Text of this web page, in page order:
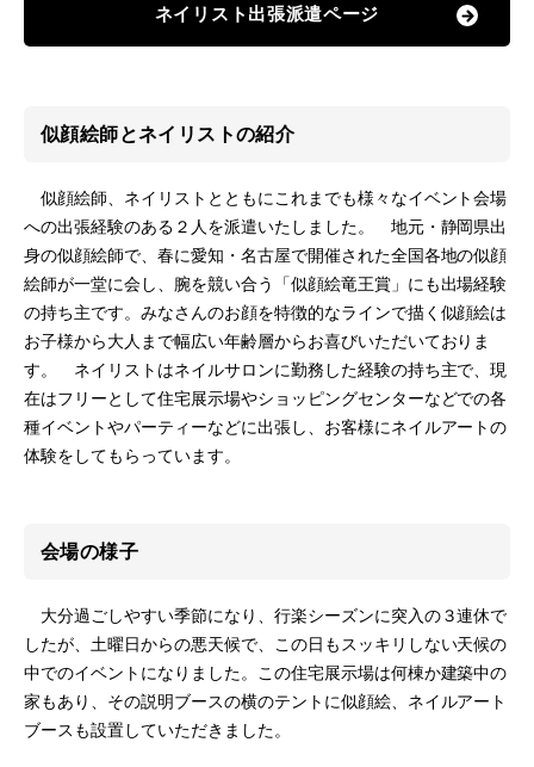
ネイリスト出張派遣ページ
似顔絵師とネイリストの紹介
似顔絵師、ネイリストとともにこれまでも様々なイベント会場
への出張経験のある２人を派遣いたしました。 地元・静岡県出
身の似顔絵師で、春に愛知・名古屋で開催された全国各地の似顔
絵師が一堂に会し、腕を競い合う「似顔絵竜王賞」にも出場経験
の持ち主です。みなさんのお顔を特徴的なラインで描く似顔絵は
お子様から大人まで幅広い年齢層からお喜びいただいておりま
す。 ネイリストはネイルサロンに勤務した経験の持ち主で、現
在はフリーとして住宅展示場やショッピングセンターなどでの各
種イベントやパーティーなどに出張し、お客様にネイルアートの
体験をしてもらっています。
会場の様子
大分過ごしやすい季節になり、行楽シーズンに突入の３連休で
したが、土曜日からの悪天候で、この日もスッキリしない天候の
中でのイベントになりました。この住宅展示場は何棟か建築中の
家もあり、その説明ブースの横のテントに似顔絵、ネイルアート
ブースも設置していただきました。